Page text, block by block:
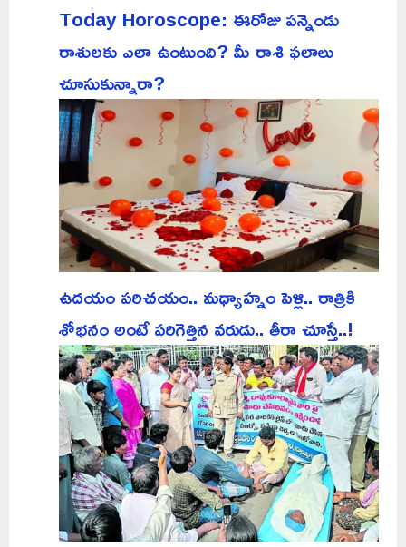
Today Horoscope: ఈరోజు పన్నెండు
రాశులకు ఎలా ఉంటుంది? మీ రాశి ఫలాలు
చూసుకున్నారా?
ఉదయం పరిచయం.. మధ్యాహ్నం పెళ్లి.. రాత్రికి
శోభనం అంటే పరిగెత్తిన వరుడు.. తీరా చూస్తే..!